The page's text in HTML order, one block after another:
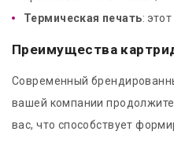
Термическая печать:
Преимущества
Современный
вашей компании
вас, что способствует